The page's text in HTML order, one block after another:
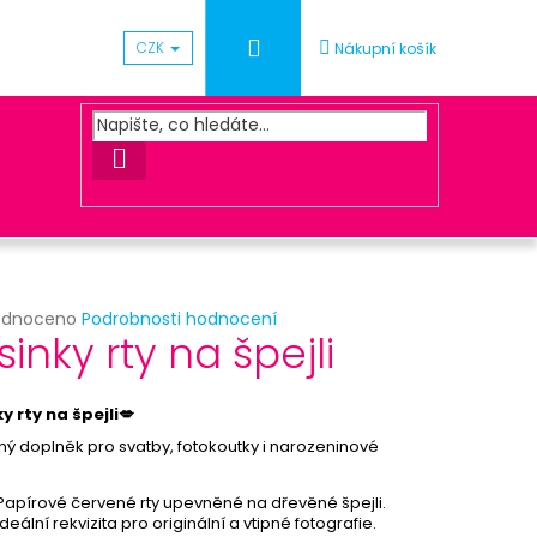
CZK PřihlášeníNákupní košík
HLEDAT
Podrobnosti hodnocení
rty na špejli
rty na špejli💋
doplněk pro svatby, fotokoutky i narozeninové
červené rty upevněné na dřevěné špejli.
rekvizita pro originální a vtipné fotografie.